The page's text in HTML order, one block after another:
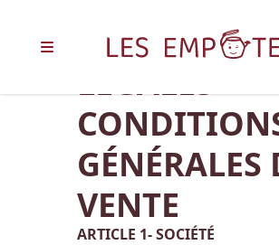
MENTIONS
LÉGALES
GÉNÉRALES
VENTE
ARTICLE 1- SOCIÉTÉ